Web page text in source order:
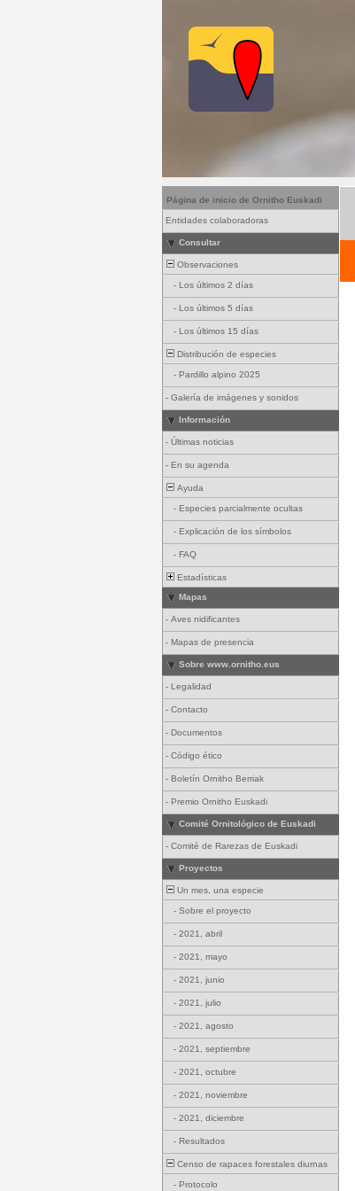
Página de inicio de Ornitho Euskadi
Entidades colaboradoras
Consultar
Observaciones
- Los últimos 2 días
- Los últimos 5 días
- Los últimos 15 días
Distribución de especies
- Pardillo alpino 2025
- Galería de imágenes y sonidos
Información
- Últimas noticias
- En su agenda
Ayuda
- Especies parcialmente ocultas
- Explicación de los símbolos
- FAQ
Estadísticas
Mapas
- Aves nidificantes
- Mapas de presencia
Sobre www.ornitho.eus
- Legalidad
- Contacto
- Documentos
- Código ético
- Boletín Ornitho Berriak
- Premio Ornitho Euskadi
Comité Ornitológico de Euskadi
- Comité de Rarezas de Euskadi
Proyectos
Un mes, una especie
- Sobre el proyecto
- 2021, abril
- 2021, mayo
- 2021, junio
- 2021, julio
- 2021, agosto
- 2021, septiembre
- 2021, octubre
- 2021, noviembre
- 2021, diciembre
- Resultados
Censo de rapaces forestales diurnas
- Protocolo